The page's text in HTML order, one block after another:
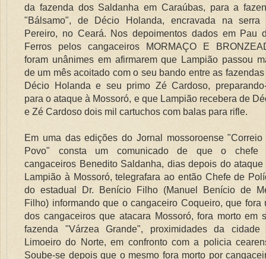
da fazenda dos Saldanha em Caraúbas, para a
"Bálsamo", de Décio Holanda, encravada na serra
Pereiro, no Ceará. Nos depoimentos dados em Pau
Ferros pelos cangaceiros MORMAÇO E
foram unânimes em afirmarem que Lampião passou
de um mês acoitado com o seu bando entre as fazendas
Décio Holanda e seu primo Zé Cardoso,
para o ataque à Mossoró, e que Lampião recebera de
e Zé Cardoso dois mil cartuchos com balas para rifle.
Em uma das edições do Jornal mossoroense "Correio
Povo" consta um comunicado de que o chefe
cangaceiros Benedito Saldanha, dias depois do ataque
Lampião à Mossoró, telegrafara ao então Chefe de
do estadual Dr. Benício Filho (Manuel Benício de
Filho) informando que o cangaceiro Coqueiro, que fora
dos cangaceiros que atacara Mossoró, fora morto em
fazenda "Várzea Grande", proximidades da cidade
Limoeiro do Norte, em confronto com a policia
Soube-se depois que o mesmo fora morto por